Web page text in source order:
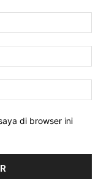
di browser ini